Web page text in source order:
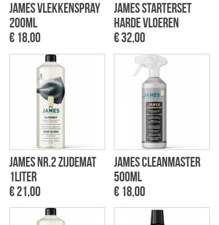
James Vlekkenspray
200ml
€ 18,00
James Starterset
Harde vloeren
€ 32,00
James NR.2 Zijdemat
1liter
€ 21,00
James Cleanmaster
500ml
€ 18,00